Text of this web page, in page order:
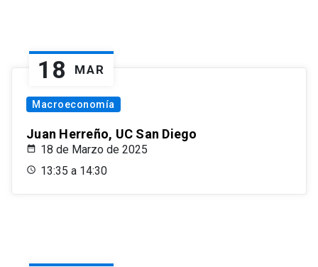
18 MAR
Macroeconomía
Juan Herreño, UC San Diego
18 de Marzo de 2025
13:35 a 14:30